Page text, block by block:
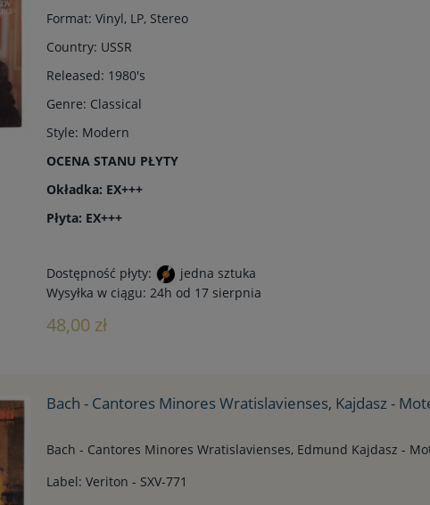
Format: Vinyl, LP, Stereo
Country: USSR
Released: 1980's
Genre: Classical
Style: Modern
OCENA STANU PŁYTY
Okładka: EX+++
Płyta: EX+++
Dostępność płyty:
jedna sztuka
Wysyłka w ciągu: 24h od 17 sierpnia
48,00 zł
Bach - Cantores Minores Wratislavienses, Kajdasz -
Bach - Cantores Minores Wratislavienses, Edmund Kajdasz -
Label: Veriton - SXV-771